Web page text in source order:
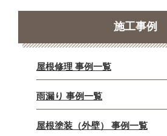
施工事例
屋根修理 事例一覧
雨漏り 事例一覧
屋根塗装（外壁） 事例一覧